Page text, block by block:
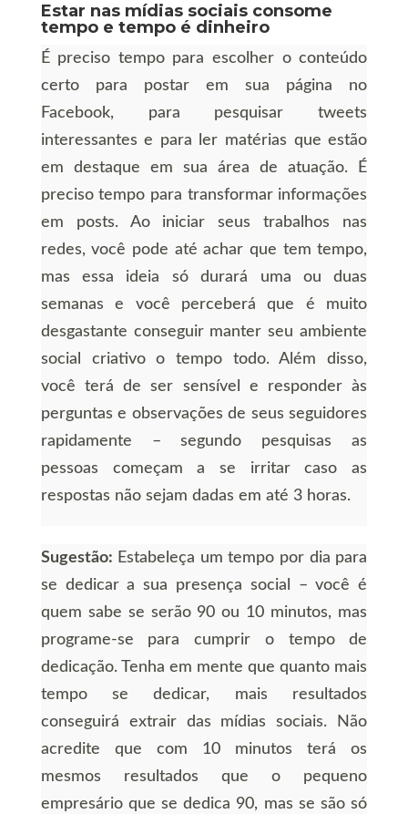
Estar nas mídias sociais consome
tempo e tempo é dinheiro
É preciso tempo para escolher o conteúdo
certo para postar em sua página no
Facebook, para pesquisar tweets
interessantes e para ler matérias que estão
em destaque em sua área de atuação. É
preciso tempo para transformar informações
em posts. Ao iniciar seus trabalhos nas
redes, você pode até achar que tem tempo,
mas essa ideia só durará uma ou duas
semanas e você perceberá que é muito
desgastante conseguir manter seu ambiente
social criativo o tempo todo. Além disso,
você terá de ser sensível e responder às
perguntas e observações de seus seguidores
rapidamente – segundo pesquisas as
pessoas começam a se irritar caso as
respostas não sejam dadas em até 3 horas.
Sugestão: Estabeleça um tempo por dia para
se dedicar a sua presença social – você é
quem sabe se serão 90 ou 10 minutos, mas
programe-se para cumprir o tempo de
dedicação. Tenha em mente que quanto mais
tempo se dedicar, mais resultados
conseguirá extrair das mídias sociais. Não
acredite que com 10 minutos terá os
mesmos resultados que o pequeno
empresário que se dedica 90, mas se são só